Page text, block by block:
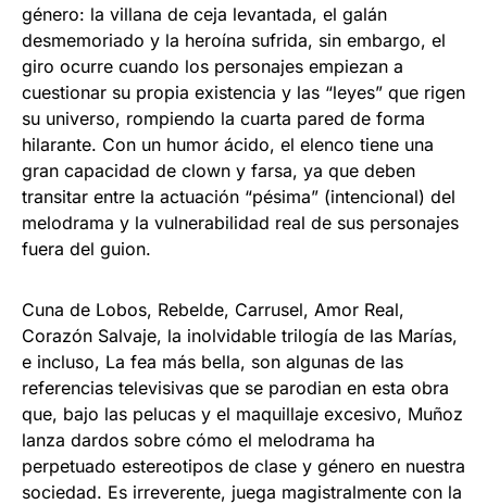
género: la villana de ceja levantada, el galán
desmemoriado y la heroína sufrida, sin embargo, el
giro ocurre cuando los personajes empiezan a
cuestionar su propia existencia y las “leyes” que rigen
su universo, rompiendo la cuarta pared de forma
hilarante. Con un humor ácido, el elenco tiene una
gran capacidad de clown y farsa, ya que deben
transitar entre la actuación “pésima” (intencional) del
melodrama y la vulnerabilidad real de sus personajes
fuera del guion.
Cuna de Lobos, Rebelde, Carrusel, Amor Real,
Corazón Salvaje, la inolvidable trilogía de las Marías,
e incluso, La fea más bella, son algunas de las
referencias televisivas que se parodian en esta obra
que, bajo las pelucas y el maquillaje excesivo, Muñoz
lanza dardos sobre cómo el melodrama ha
perpetuado estereotipos de clase y género en nuestra
sociedad. Es irreverente, juega magistralmente con la